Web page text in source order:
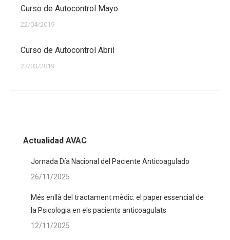
Curso de Autocontrol Mayo
22/04/2019
Curso de Autocontrol Abril
27/03/2019
Actualidad AVAC
Jornada Día Nacional del Paciente Anticoagulado
26/11/2025
Més enllà del tractament mèdic: el paper essencial de
la Psicologia en els pacients anticoagulats
12/11/2025